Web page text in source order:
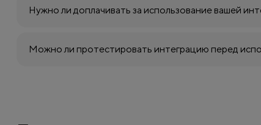
Нужно ли доплачивать за использование вашей
Можно ли протестировать интеграцию перед